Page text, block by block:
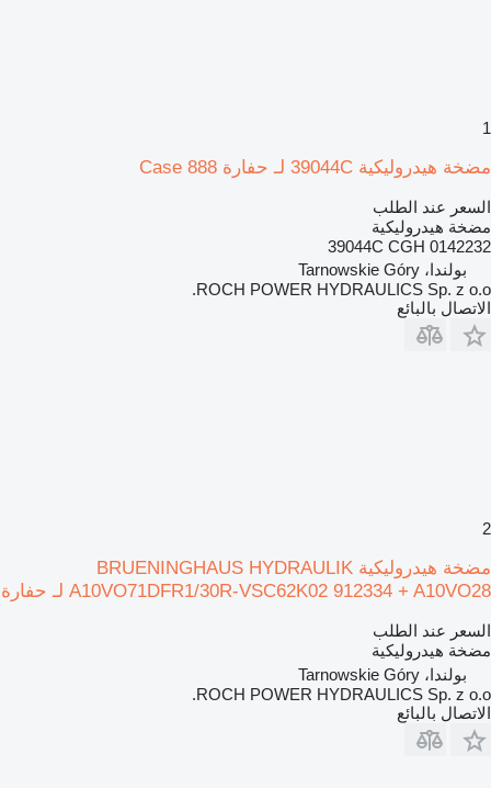
1
مضخة هيدروليكية 39044C لـ حفارة Case 888
السعر عند الطلب
مضخة هيدروليكية
39044C CGH 0142232
بولندا، Tarnowskie Góry
ROCH POWER HYDRAULICS Sp. z o.o.
الاتصال بالبائع
2
مضخة هيدروليكية BRUENINGHAUS HYDRAULIK
A10VO71DFR1/30R-VSC62K02 912334 + A10VO28 لـ حفارة
السعر عند الطلب
مضخة هيدروليكية
بولندا، Tarnowskie Góry
ROCH POWER HYDRAULICS Sp. z o.o.
الاتصال بالبائع